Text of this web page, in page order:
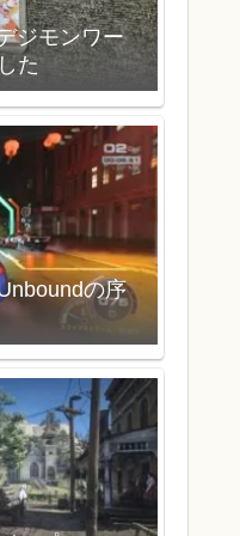
ジモンワー
た
の序